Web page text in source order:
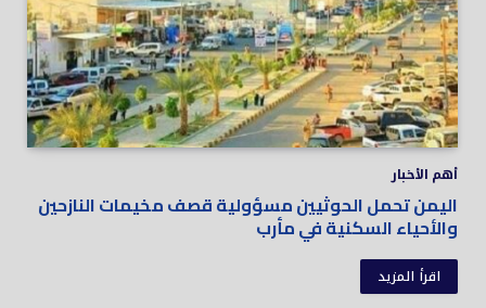
أهم الأخبار
اليمن تحمل الحوثيين مسؤولية قصف مخيمات النازحين
والأحياء السكنية في مأرب
اقرأ المزيد